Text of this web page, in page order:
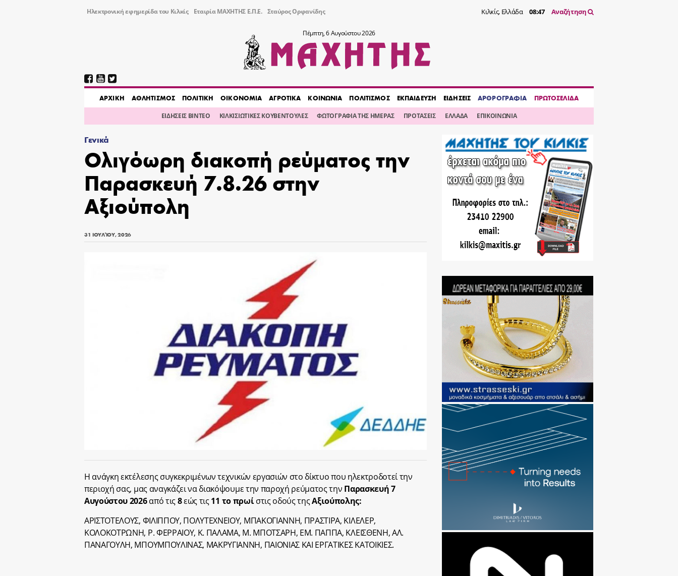
Ηλεκτρονική εφημερίδα του Κιλκίς Εταιρία ΜΑΧΗΤΗΣ Ε.Π.Ε. Σταύρος Ορφανίδης Κιλκίς, Ελλάδα 08:47 Αναζήτηση
Πέμπτη, 6 Αυγούστου 2026
AΡΧΙΚΗ ΑΘΛΗΤΙΣΜΟΣ ΠΟΛΙΤΙΚΗ ΟΙΚΟΝΟΜΙΑ ΑΓΡΟΤΙΚΑ ΚΟΙΝΩΝΙΑ ΠΟΛΙΤΙΣΜΟΣ ΕΚΠΑΙΔΕΥΣΗ ΕΙΔΗΣΕΙΣ ΑΡΘΡΟΓΡΑΦΙΑ ΠΡΩΤΟΣΕΛΙΔΑ
ΕΙΔΗΣΕΙΣ ΒΙΝΤΕΟ ΚΙΛΚΙΣΙΩΤΙΚΕΣ ΚΟΥΒΕΝΤΟΥΛΕΣ ΦΩΤΟΓΡΑΦΙΑ ΤΗΣ ΗΜΕΡΑΣ ΠΡΟΤΑΣΕΙΣ ΕΛΛΑΔΑ ΕΠΙΚΟΙΝΩΝΙΑ
Γενικά
Ολιγόωρη διακοπή ρεύματος την
Παρασκευή 7.8.26 στην
Αξιούπολη
31 ΙΟΥΛΊΟΥ, 2026
Η ανάγκη εκτέλεσης συγκεκριμένων τεχνικών εργασιών στο δίκτυο που ηλεκτροδοτεί την
περιοχή σας, μας αναγκάζει να διακόψουμε την παροχή ρεύματος την Παρασκευή 7
Αυγούστου 2026από τις8εώς τις11 το πρωί στις οδούς τηςΑξιούπολης:
ΑΡΙΣΤΟΤΕΛΟΥΣ, ΦΙΛΙΠΠΟΥ, ΠΟΛΥΤΕΧΝΕΙΟΥ, ΜΠΑΚΟΓΙΑΝΝΗ, ΠΡΑΣΤΙΡΑ, ΚΙΛΕΛΕΡ,
ΚΟΛΟΚΟΤΡΩΝΗ, Ρ. ΦΕΡΡΑΙΟΥ, Κ. ΠΑΛΑΜΑ, Μ. ΜΠΟΤΣΑΡΗ, ΕΜ. ΠΑΠΠΑ, ΚΛΕΙΣΘΕΝΗ, ΑΛ.
ΠΑΝΑΓΟΥΛΗ, ΜΠΟΥΜΠΟΥΛΙΝΑΣ, ΜΑΚΡΥΓΙΑΝΝΗ, ΠΑΙΟΝΙΑΣ ΚΑΙ ΕΡΓΑΤΙΚΕΣ ΚΑΤΟΙΚΙΕΣ.